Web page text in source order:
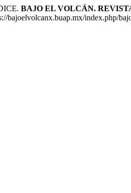
BAJO EL VOLCÁN.
bajoelvolcanx.buap.mx/index.php/